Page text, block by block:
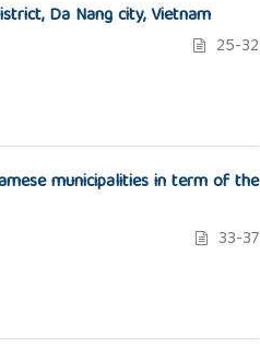
Da Nang city, Vietnam
25-32
municipalities in term of the
33-37